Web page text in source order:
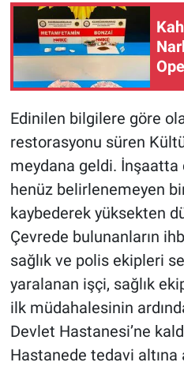
Edinilen bilgilere göre
restorasyonu süren
meydana geldi. İnşaatta
henüz belirlenemeyen
kaybederek yüksekten
Çevrede bulunanların
sağlık ve polis ekipleri
yaralanan işçi, sağlık
ilk müdahalesinin
Devlet Hastanesi’ne
Hastanede tedavi altına